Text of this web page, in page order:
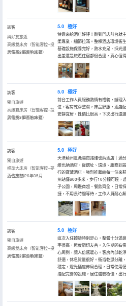
訪客
與好友旅遊
高級雙床房（智能客控+投
屏電視+夢百合床墊）
入住於2026年05月
5.0 極好
特意來給酒店好評！剛到門店前台就
柔專業，細節拉滿。整棟酒店環境衞
基礎設施保養完好，熱水充足、採光
出差還是旅遊住宿都很合適，真心值
訪客
獨自旅遊
高級雙床房（智能客控+投
屏電視+夢百合床墊）
入住於2026年05月
5.0 極好
前台工作人員服務熱情有禮貌，辦理
位。客房乾淨整潔，床品舒服，酒店
安靜宜居，性價比很高，下次出行還
訪客
獨自旅遊
標準大床房（智能客控+夢
百合床墊）
入住於2026年05月
5.0 極好
天津薊州區漁陽南路維也納酒店｜滿
維也納酒店，從選址、環境、服務到
行的寶藏酒店，強烈推薦給每一位來
州站僅600多米，步行10分鐘可達，
子公園，周邊商超、餐飲齊全，日常
捷，不用長時間等待，工作人員耐心
訪客
獨自旅遊
高級雙床房（智能客控+投
屏電視+夢百合床墊）
入住於2026年05月
5.0 極好
這次入住體驗特別舒心，整體十分滿
率很高，態度親切友善。入住期間有
心周到，讓人倍感暖心。客房內部乾
舒適，休息質量很好。衞浴乾濕分離
穩定，燈光插座佈局合理，日常使用
搭配完善的設施，居住體驗極佳，出